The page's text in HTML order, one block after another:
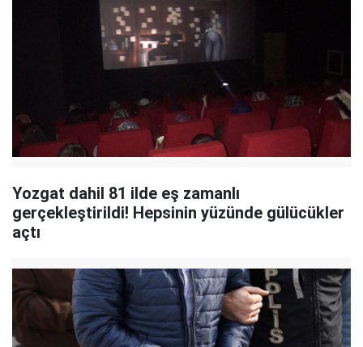
Yozgat dahil 81 ilde eş zamanlı
gerçekleştirildi! Hepsinin yüzünde gülücükler
açtı